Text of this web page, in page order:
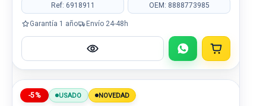
Ref: 6918911 OEM: 8888773985
Garantía 1 año Envío 24-48h
-5% USADO NOVEDAD